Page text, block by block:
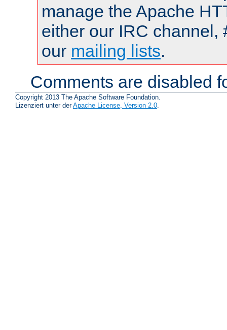
manage the Apache
either our IRC channel,
our mailing lists.
Comments are disabled
Copyright 2013 The Apache Software Foundation.
Lizenziert unter derApache License, Version 2.0.